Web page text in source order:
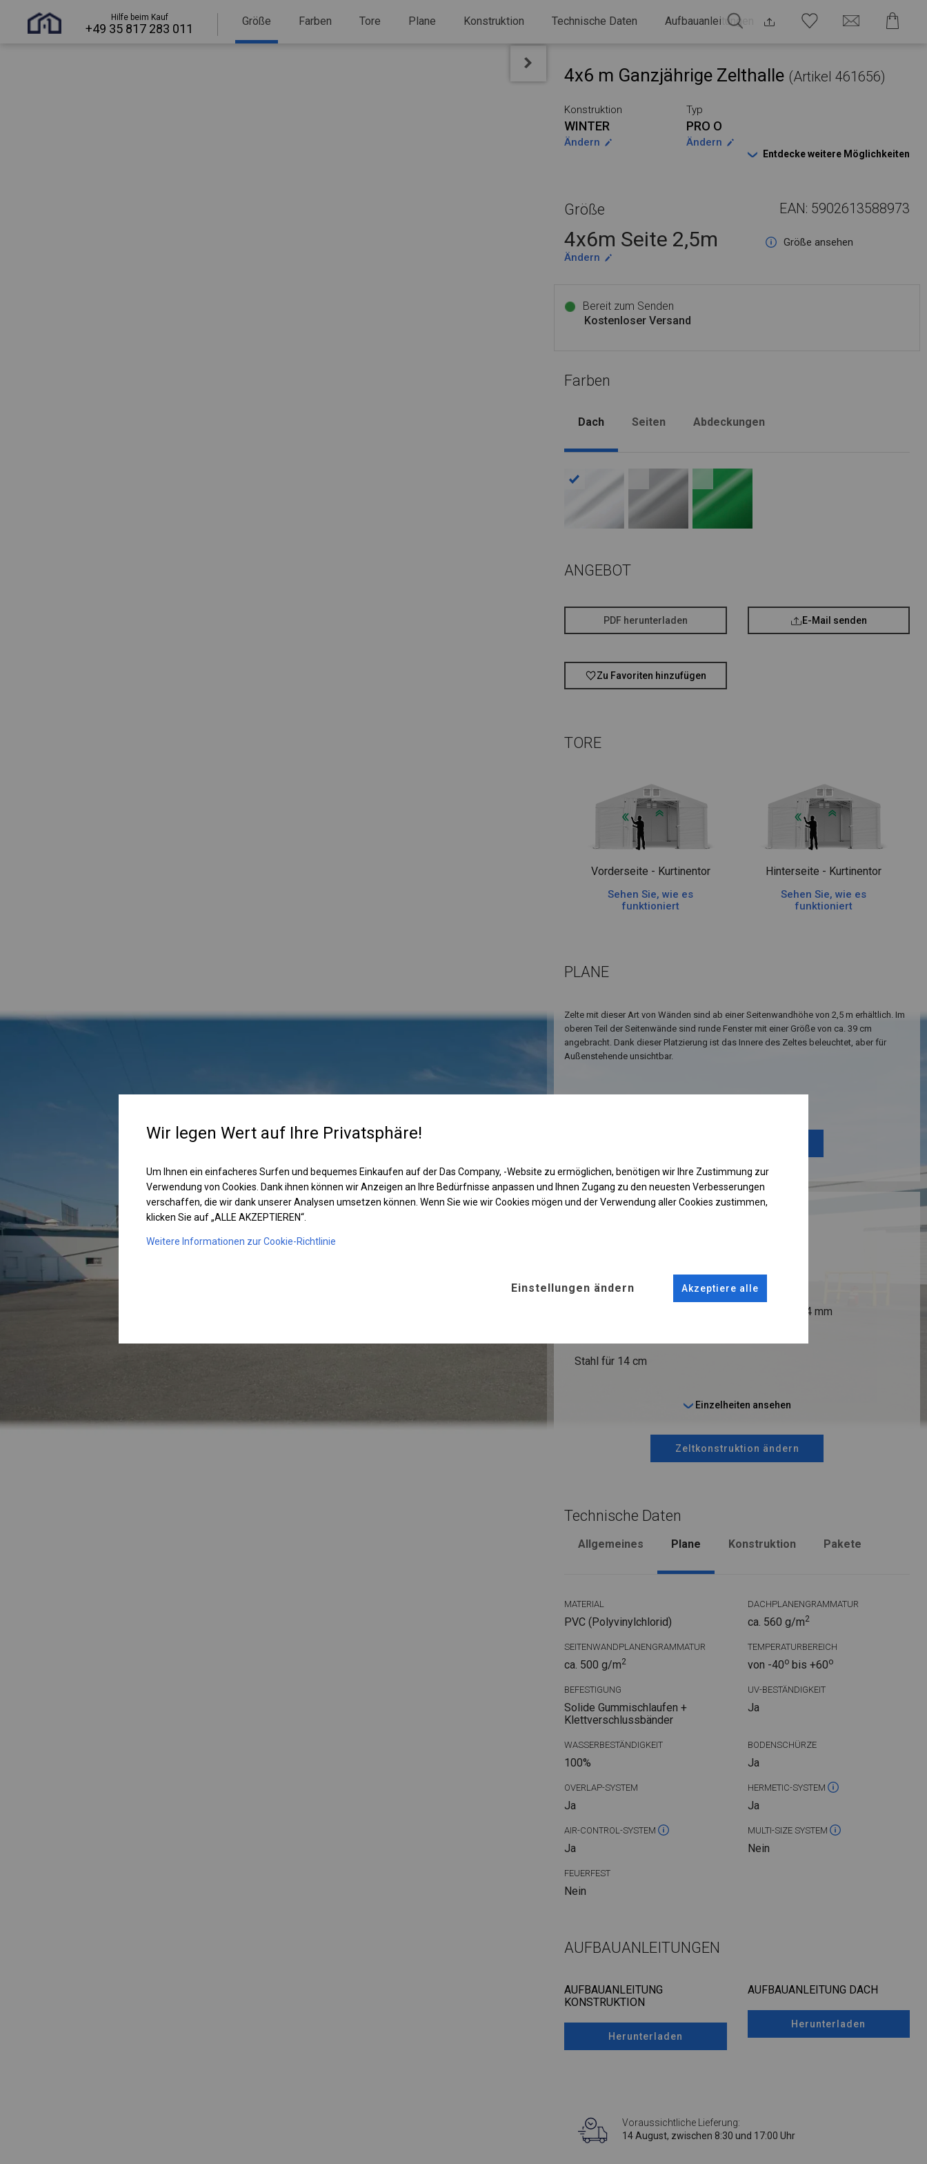
Hilfe beim Kauf
+49 35 817 283 011
Größe Farben Tore Plane Konstruktion Technische Daten Aufbauanleitungen
4x6 m Ganzjährige Zelthalle (Artikel 461656)
Konstruktion
WINTER
Ändern
Typ
PRO O
Ändern
Entdecke weitere Möglichkeiten
Größe EAN: 5902613588973
4x6m Seite 2,5m
Größe ansehen
Ändern
Bereit zum Senden
Kostenloser Versand
Farben
Dach Seiten Abdeckungen
ANGEBOT
PDF herunterladen E-Mail senden
Zu Favoriten hinzufügen
TORE
Vorderseite - Kurtinentor
Sehen Sie, wie es
funktioniert
Hinterseite - Kurtinentor
Sehen Sie, wie es
funktioniert
PLANE
Zelte mit dieser Art von Wänden sind ab einer Seitenwandhöhe von 2,5 m erhältlich. Im
oberen Teil der Seitenwände sind runde Fenster mit einer Größe von ca. 39 cm
angebracht. Dank dieser Platzierung ist das Innere des Zeltes beleuchtet, aber für
Außenstehende unsichtbar.
KONSTRUKTION
ROHRE ANSCHLÜSSE
fi 54 mm
Stahl für 14 cm
Einzelheiten ansehen
Zeltkonstruktion ändern
Technische Daten
Allgemeines Plane Konstruktion Pakete
MATERIAL
PVC (Polyvinylchlorid)
DACHPLANENGRAMMATUR
ca. 560 g/m2
SEITENWANDPLANENGRAMMATUR
ca. 500 g/m2
TEMPERATURBEREICH
von -40obis +60o
BEFESTIGUNG
Solide Gummischlaufen +
Klettverschlussbänder
UV-BESTÄNDIGKEIT
Ja
WASSERBESTÄNDIGKEIT
100%
BODENSCHÜRZE
Ja
OVERLAP-SYSTEM
Ja
HERMETIC-SYSTEM
Ja
AIR-CONTROL-SYSTEM
Ja
MULTI-SIZE SYSTEM
Nein
FEUERFEST
Nein
AUFBAUANLEITUNGEN
AUFBAUANLEITUNG
KONSTRUKTION
Herunterladen
AUFBAUANLEITUNG DACH
Herunterladen
Voraussichtliche Lieferung:
14 August, zwischen 8:30 und 17:00 Uhr
Wir legen Wert auf Ihre Privatsphäre!
Um Ihnen ein einfacheres Surfen und bequemes Einkaufen auf der Das Company, -Website zu ermöglichen, benötigen wir Ihre Zustimmung zur
Verwendung von Cookies. Dank ihnen können wir Anzeigen an Ihre Bedürfnisse anpassen und Ihnen Zugang zu den neuesten Verbesserungen
verschaffen, die wir dank unserer Analysen umsetzen können. Wenn Sie wie wir Cookies mögen und der Verwendung aller Cookies zustimmen,
klicken Sie auf „ALLE AKZEPTIEREN“.
Weitere Informationen zur Cookie-Richtlinie
Einstellungen ändern Akzeptiere alle